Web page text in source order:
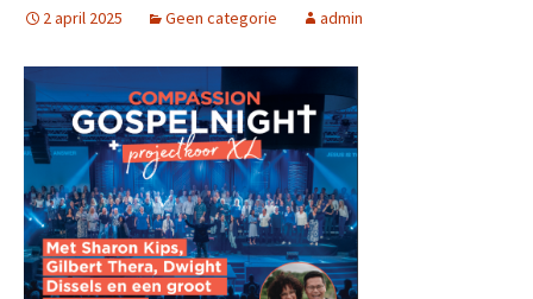
2 april 2025 Geen categorie admin